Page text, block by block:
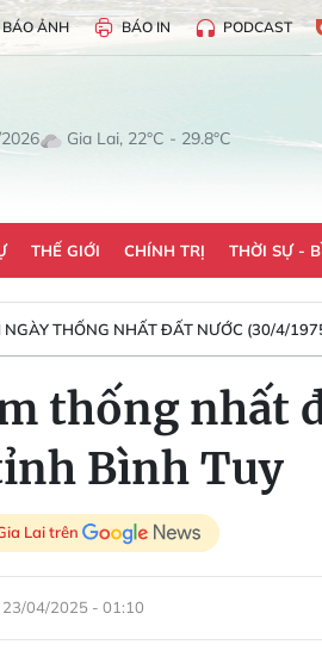
BÁO ẢNH BÁO IN PODCAST
Gia Lai, 22°C - 29.8°C
THẾ GIỚI CHÍNH TRỊ THỜI SỰ -
NGÀY THỐNG NHẤT ĐẤT NƯỚC (30/4/
thống nhất
Bình Tuy
Lai trên
23/04/2025 - 01:10